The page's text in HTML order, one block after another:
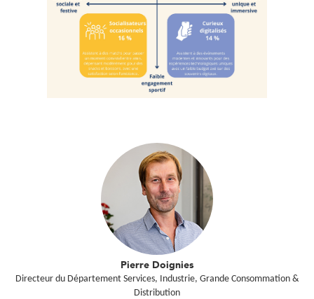
Pierre Doignies
Directeur du Département Services, Industrie, Grande Consommation &
Distribution